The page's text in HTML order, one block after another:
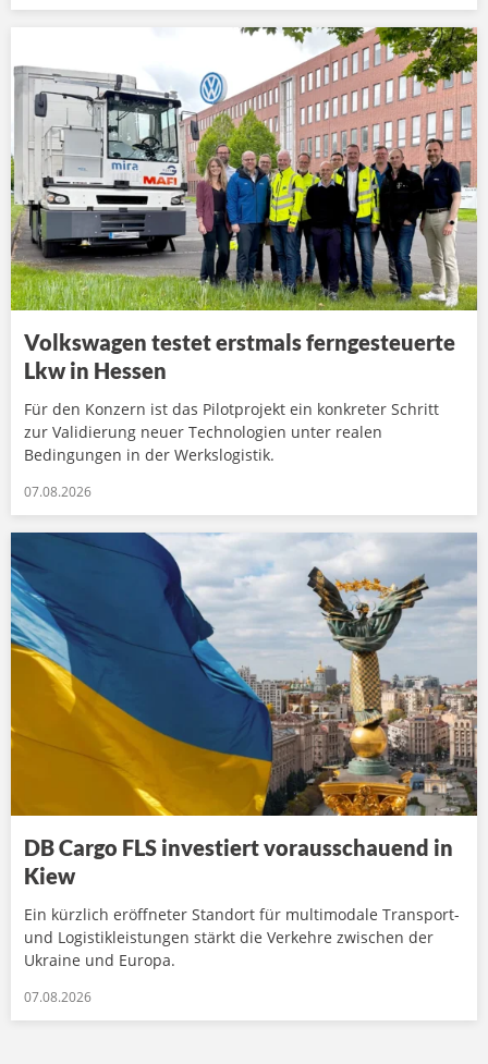
Volkswagen testet erstmals ferngesteuerte
Lkw in Hessen
Für den Konzern ist das Pilotprojekt ein konkreter Schritt
zur Validierung neuer Technologien unter realen
Bedingungen in der Werkslogistik.
07.08.2026
DB Cargo FLS investiert vorausschauend in
Kiew
Ein kürzlich eröffneter Standort für multimodale Transport-
und Logistikleistungen stärkt die Verkehre zwischen der
Ukraine und Europa.
07.08.2026